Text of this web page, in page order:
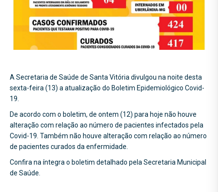
A Secretaria de Saúde de Santa Vitória divulgou na noite desta
sexta-feira (13) a atualização do Boletim Epidemiológico Covid-
19.
De acordo com o boletim, de ontem (12) para hoje não houve
alteração com relação ao número de pacientes infectados pela
Covid-19. Também não houve alteração com relação ao número
de pacientes curados da enfermidade.
Confira na íntegra o boletim detalhado pela Secretaria Municipal
de Saúde.